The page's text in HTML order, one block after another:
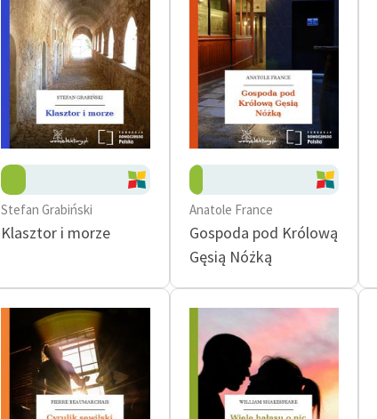
Stefan Grabiński
Klasztor i morze
Anatole France
Gospoda pod Królową
Gęsią Nóżką